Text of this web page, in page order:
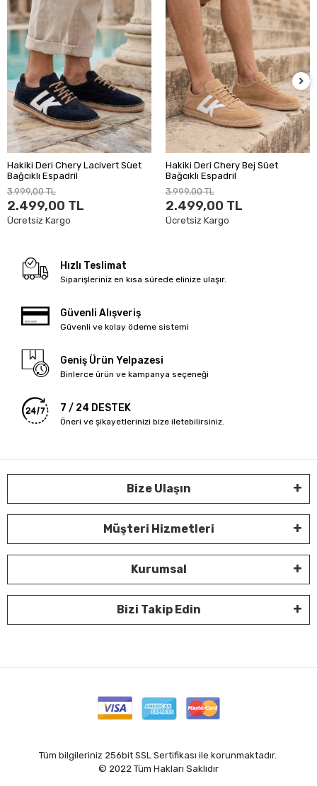
Hakiki Deri Chery Lacivert Süet
Bağcıklı Espadril
3.999,00 TL
2.499,00 TL
Ücretsiz Kargo
Hakiki Deri Chery Bej Süet
Bağcıklı Espadril
3.999,00 TL
2.499,00 TL
Ücretsiz Kargo
Hızlı Teslimat
Siparişleriniz en kısa sürede elinize ulaşır.
Güvenli Alışveriş
Güvenli ve kolay ödeme sistemi
Geniş Ürün Yelpazesi
Binlerce ürün ve kampanya seçeneği
7 / 24 DESTEK
Öneri ve şikayetlerinizi bize iletebilirsiniz.
Bize Ulaşın
Müşteri Hizmetleri
Kurumsal
Bizi Takip Edin
Tüm bilgileriniz 256bit SSL Sertifikası ile korunmaktadır.
© 2022 Tüm Hakları Saklıdır